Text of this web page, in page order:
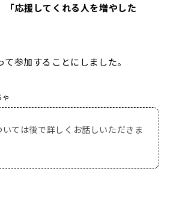
「応援してくれる人を増やした
参加することにしました。
ゃ
ては後で詳しくお話しいただきま